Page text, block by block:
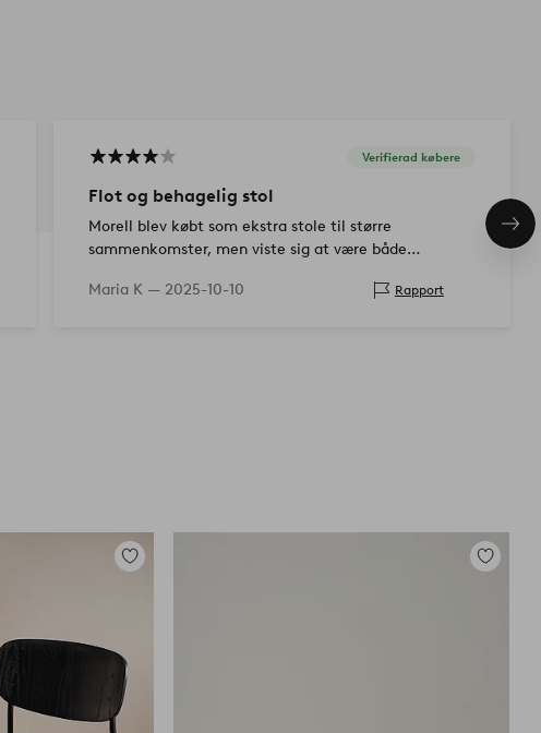
Verifierad købere
Flot og behagelig stol
Morell blev købt som ekstra stole til større
sammenkomster, men viste sig at være både
almindelige stole ved spisebordet.
Maria K — 2025-10-10 Rapport
Tilføj
Tilføj